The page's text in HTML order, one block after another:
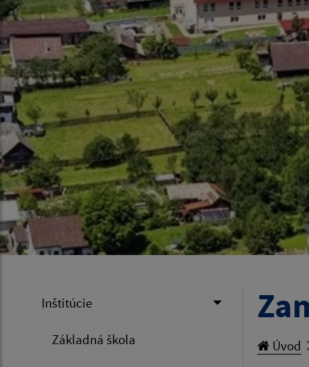
Inštitúcie
Základná škola Úvod